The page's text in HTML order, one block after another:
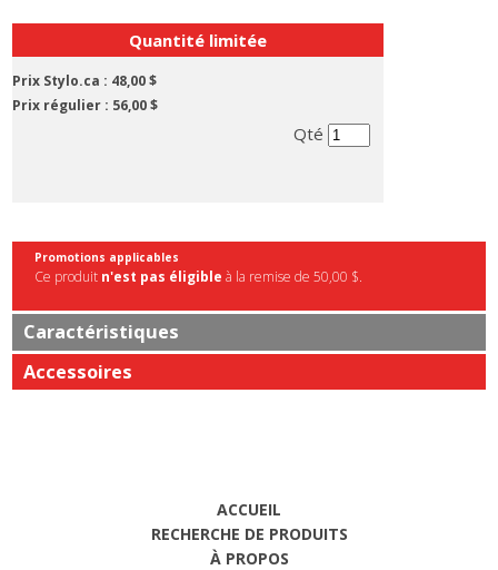
Quantité limitée
Prix Stylo.ca : 48,00 $
Prix régulier : 56,00 $
Qté
Promotions applicables
Ce produit n'est pas éligible à la remise de 50,00 $.
Caractéristiques
Accessoires
ACCUEIL
RECHERCHE DE PRODUITS
À PROPOS